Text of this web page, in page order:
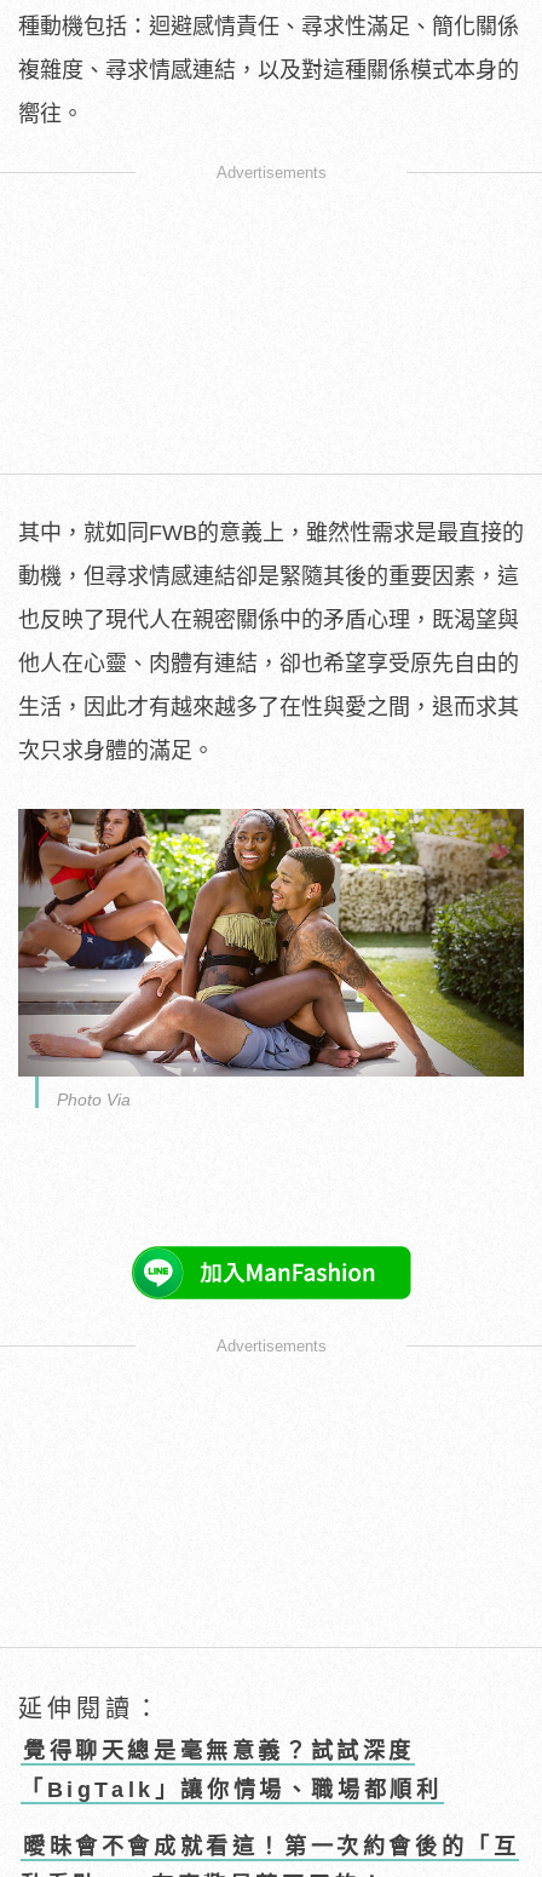
種動機包括：迴避感情責任、尋求性滿足、簡化關係
複雜度、尋求情感連結，以及對這種關係模式本身的
嚮往。
Advertisements
其中，就如同FWB的意義上，雖然性需求是最直接的
動機，但尋求情感連結卻是緊隨其後的重要因素，這
也反映了現代人在親密關係中的矛盾心理，既渴望與
他人在心靈、肉體有連結，卻也希望享受原先自由的
生活，因此才有越來越多了在性與愛之間，退而求其
次只求身體的滿足。
Photo Via
Advertisements
延伸閱讀：
覺得聊天總是毫無意義？試試深度
「BigTalk」讓你情場、職場都順利
曖昧會不會成就看這！第一次約會後的「互